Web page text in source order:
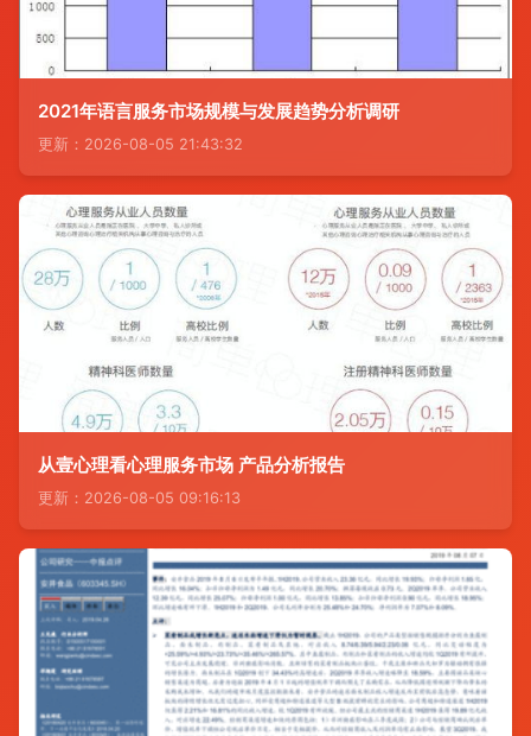
2021年语言服务市场规模与发展趋势分析调研
更新：2026-08-05 21:43:32
从壹心理看心理服务市场 产品分析报告
更新：2026-08-05 09:16:13